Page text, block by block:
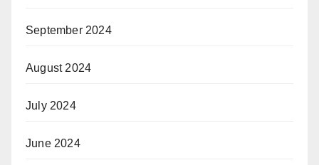
September 2024
August 2024
July 2024
June 2024